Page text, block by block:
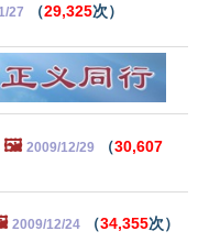
27 （29,325次）
🖼️ 2009/12/29 （30,607
2009/12/24 （34,355次）